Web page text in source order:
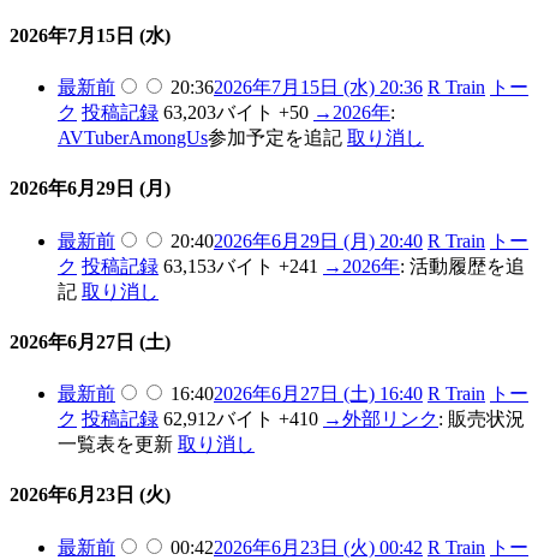
2026年7月15日 (水)
最新前 20:362026年7月15日 (水) 20:36 R Train
トー
ク 投稿記録 63,203バイト +50 → 2026年:
AVTuberAmongUs参加予定を追記 取り消し
2026年6月29日 (月)
最新前 20:402026年6月29日 (月) 20:40 R Train
トー
ク 投稿記録 63,153バイト +241 → 2026年: 活動履歴を追
記 取り消し
2026年6月27日 (土)
最新前 16:402026年6月27日 (土) 16:40 R Train
トー
ク 投稿記録 62,912バイト +410 →外部リンク: 販売状況
一覧表を更新 取り消し
2026年6月23日 (火)
最新前 00:422026年6月23日 (火) 00:42 R Train
トー